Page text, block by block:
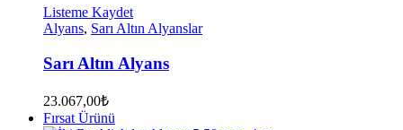
Listeme Kaydet
Alyans, Sarı Altın Alyanslar
Sarı Altın Alyans
23.067,00₺
Fırsat Ürünü